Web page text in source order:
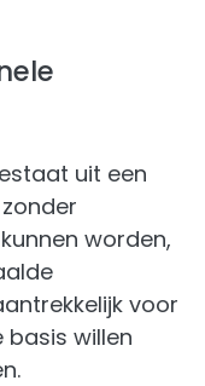
uit een
worden,
voor
willen